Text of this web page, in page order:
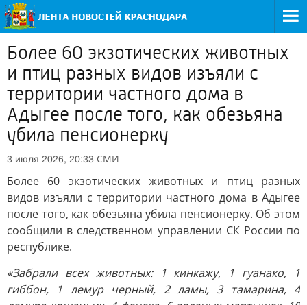
Более 60 экзотических животных
и птиц разных видов изъяли с
территории частного дома в
Адыгее после того, как обезьяна
убила пенсионерку
3 июля 2026, 20:33 СМИ
Более 60 экзотических животных и птиц разных
видов изъяли с территории частного дома в Адыгее
после того, как обезьяна убила пенсионерку. Об этом
сообщили в следственном управлении СК России по
республике.
«Забрали всех животных: 1 кинкажу, 1 гуанако, 1
гиббон, 1 лемур черный, 2 ламы, 3 тамарина, 4